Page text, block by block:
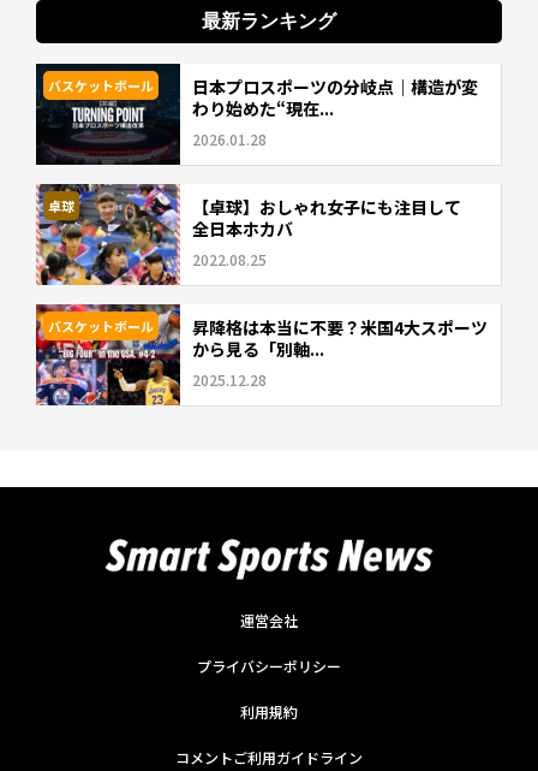
最新ランキング
バスケットボール
日本プロスポーツの分岐点｜構造が変
わり始めた“現在...
2026.01.28
卓球
【卓球】おしゃれ女子にも注目して
全日本ホカバ
2022.08.25
バスケットボール
昇降格は本当に不要？米国4大スポーツ
から見る「別軸...
2025.12.28
運営会社
プライバシーポリシー
利用規約
コメントご利用ガイドライン